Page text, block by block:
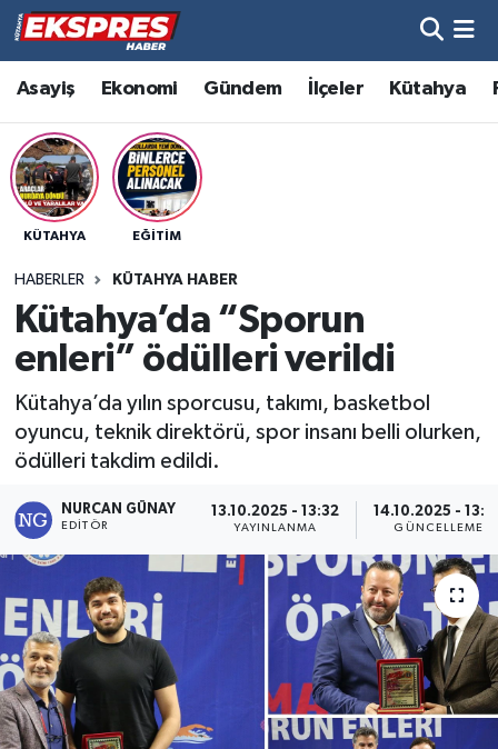
Asayiş Ekonomi Gündem İlçeler Kütahya
KÜTAHYA EĞITIM
HABERLER KÜTAHYA HABER
Kütahya’da “Sporun
enleri” ödülleri verildi
Kütahya’da yılın sporcusu, takımı, basketbol
oyuncu, teknik direktörü, spor insanı belli olurken,
ödülleri takdim edildi.
NURCAN GÜNAY
EDITÖR
13.10.2025 - 13:32
YAYINLANMA
14.10.2025 -
GÜNCELLEME
Altıntaş
Asayiş
Aslanapa
Bölge
Çavdarhisar
Domaniç
Eğitim
Ekonomi
Emet
Hava Durumu
Trafik Durumu
Süper Lig Puan Durumu ve Fikstür
Son Dakika Haberleri
Haber Arşivi